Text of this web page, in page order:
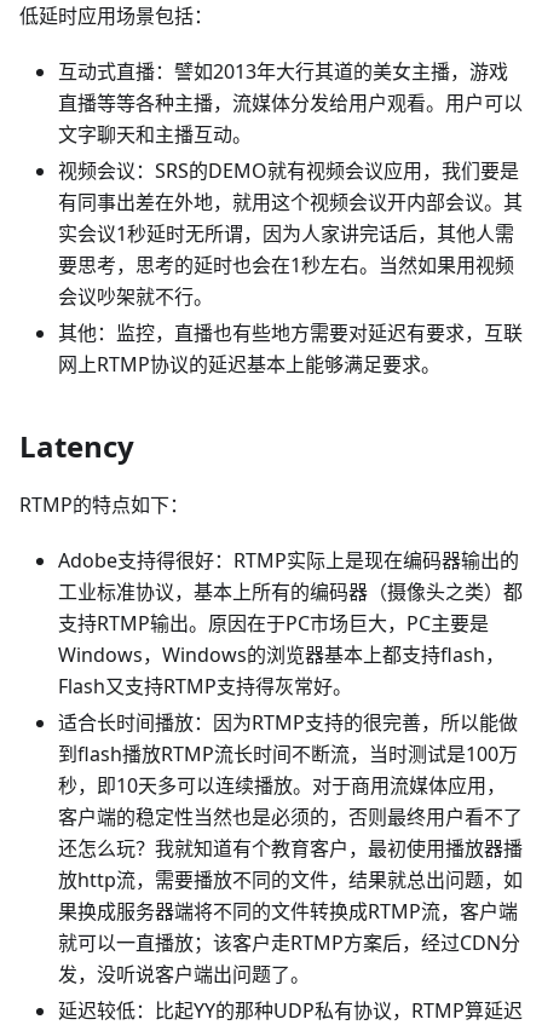
低延时应用场景包括：
互动式直播：譬如2013年大行其道的美女主播，游戏
直播等等各种主播，流媒体分发给用户观看。用户可以
文字聊天和主播互动。
视频会议：SRS的DEMO就有视频会议应用，我们要是
有同事出差在外地，就用这个视频会议开内部会议。其
实会议1秒延时无所谓，因为人家讲完话后，其他人需
要思考，思考的延时也会在1秒左右。当然如果用视频
会议吵架就不行。
其他：监控，直播也有些地方需要对延迟有要求，互联
网上RTMP协议的延迟基本上能够满足要求。
Latency
RTMP的特点如下：
Adobe支持得很好：RTMP实际上是现在编码器输出的
工业标准协议，基本上所有的编码器（摄像头之类）都
支持RTMP输出。原因在于PC市场巨大，PC主要是
Windows，Windows的浏览器基本上都支持flash，
Flash又支持RTMP支持得灰常好。
适合长时间播放：因为RTMP支持的很完善，所以能做
到flash播放RTMP流长时间不断流，当时测试是100万
秒，即10天多可以连续播放。对于商用流媒体应用，
客户端的稳定性当然也是必须的，否则最终用户看不了
还怎么玩？我就知道有个教育客户，最初使用播放器播
放http流，需要播放不同的文件，结果就总出问题，如
果换成服务器端将不同的文件转换成RTMP流，客户端
就可以一直播放；该客户走RTMP方案后，经过CDN分
发，没听说客户端出问题了。
延迟较低：比起YY的那种UDP私有协议，RTMP算延迟